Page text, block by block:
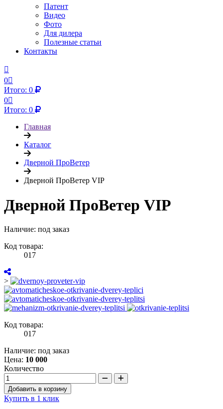
Патент
Видео
Фото
Для дилера
Полезные статьи
Контакты
0
Итого: 0
0
Итого: 0
Главная
Каталог
Дверной ПроВетер
Дверной ПроВетер VIP
Дверной ПроВетер VIP
Наличие: под заказ
Код товара:
017
>
Код товара:
017
Наличие: под заказ
Цена: 10 000
Количество
Добавить в корзину
Купить в 1 клик